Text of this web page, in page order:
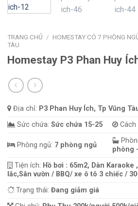
TRANG CHỦ / HOMESTAY CÓ 7 PHÒNG
TÀU
Homestay P3 Phan Huy
Địa chỉ: P3 Phan Huy Ích, Tp Vũng
Sức chứa: Sức chứa 15-25 Cách
Phòng ngủ: 7 phòng ngủ
phòng
Tiện ích: Hồ bơi : 65m2, Dàn Karaoke
lắc,Sân vườn / BBQ/ xe ô tô 3 chiếc /
Trạng thái: Đang giảm giá